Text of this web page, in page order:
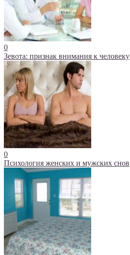
0
Зевота: признак внимания к человеку
0
Психология женских и мужских снов